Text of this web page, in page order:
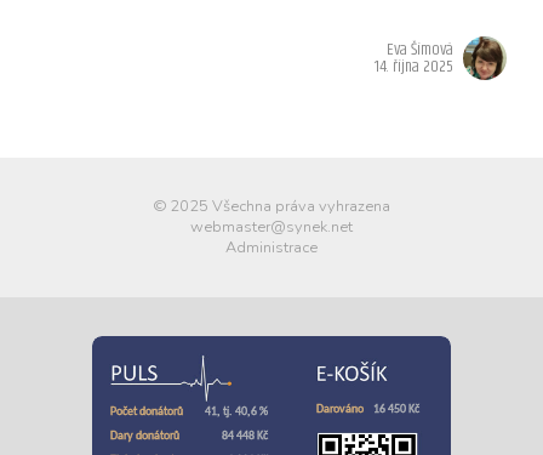
Eva Šímová
14. října 2025
© 2025 Všechna práva vyhrazena
webmaster@synek.net
Administrace